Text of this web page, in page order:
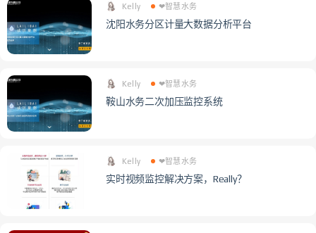
Kelly ❤智慧水务
沈阳水务分区计量大数据分析平台
Kelly ❤智慧水务
鞍山水务二次加压监控系统
Kelly ❤智慧水务
实时视频监控解决方案，Really？